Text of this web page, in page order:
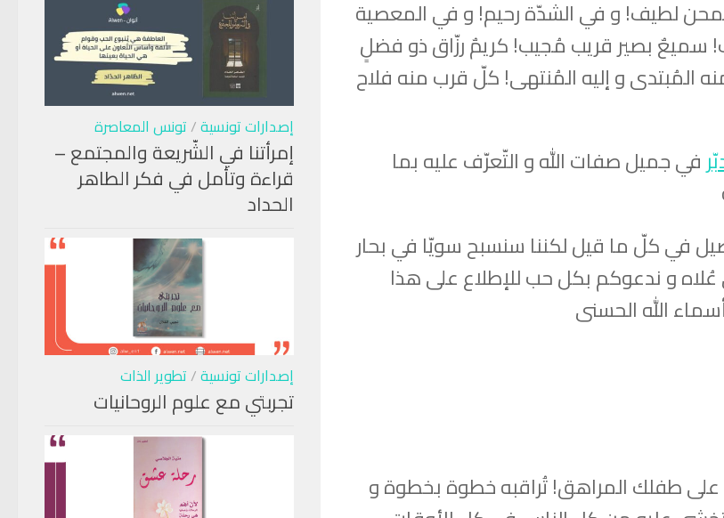
لطيف! و في الشدّة رحيم! و في المعصية
سميعٌ بصير قريب مُجيب! كريمٌ رزّاق ذو فضلٍ
المُبتدى و إليه المُنتهى! كلّ قرب منه فلاح
في جميل صفات الله و التّعرّف عليه بما
في كلّ ما قيل لكننا سنسبح سويّا في بحار
و ندعوكم بكل حب للإطلاع على هذا
الله الحسنى
على طفلك المراهق! تُراقبه خطوة بخطوة و
إصدارات تونسية/ تونس المعاصرة
إمرأتنا في الشّريعة والمجتمع –
قراءة وتأمل في فكر الطاهر
الحداد
إصدارات تونسية/ تطوير الذات
تجربتي مع علوم الروحانيات